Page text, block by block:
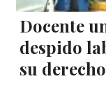
Docente
despido
su